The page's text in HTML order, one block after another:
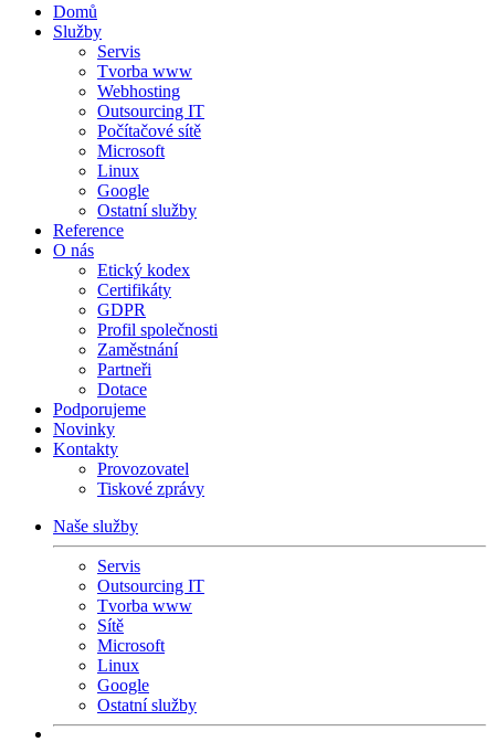
Domů
Služby
Servis
Tvorba www
Webhosting
Outsourcing IT
Počítačové sítě
Microsoft
Linux
Google
Ostatní služby
Reference
O nás
Etický kodex
Certifikáty
GDPR
Profil společnosti
Zaměstnání
Partneři
Dotace
Podporujeme
Novinky
Kontakty
Provozovatel
Tiskové zprávy
Naše služby
Servis
Outsourcing IT
Tvorba www
Sítě
Microsoft
Linux
Google
Ostatní služby